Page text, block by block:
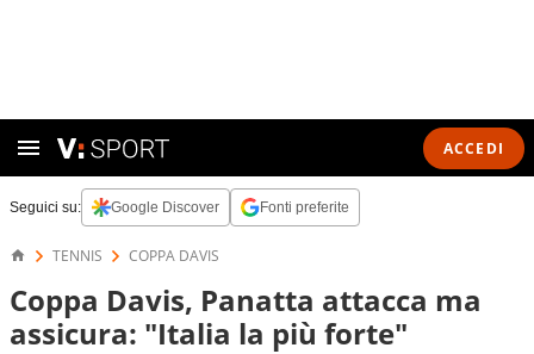
ACCEDI
Seguici su: Google Discover Fonti preferite
TENNIS COPPA DAVIS
Coppa Davis, Panatta attacca ma
assicura: "Italia la più forte"